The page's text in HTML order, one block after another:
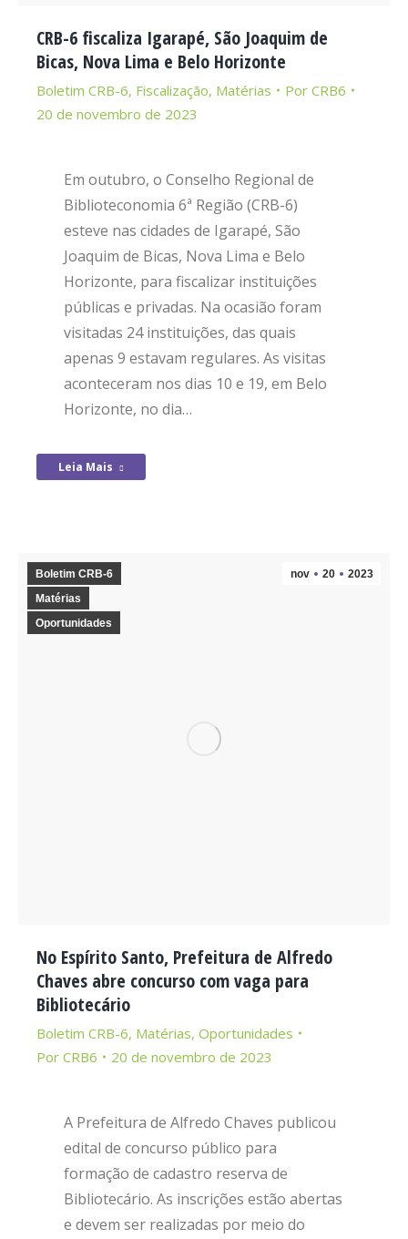
CRB-6 fiscaliza Igarapé, São Joaquim de
Bicas, Nova Lima e Belo Horizonte
Boletim CRB-6, Fiscalização, Matérias Por CRB6
20 de novembro de 2023
Em outubro, o Conselho Regional de
Biblioteconomia 6ª Região (CRB-6)
esteve nas cidades de Igarapé, São
Joaquim de Bicas, Nova Lima e Belo
Horizonte, para fiscalizar instituições
públicas e privadas. Na ocasião foram
visitadas 24 instituições, das quais
apenas 9 estavam regulares. As visitas
aconteceram nos dias 10 e 19, em Belo
Horizonte, no dia…
Leia Mais
nov 20 2023
Boletim CRB-6
Matérias
Oportunidades
No Espírito Santo, Prefeitura de Alfredo
Chaves abre concurso com vaga para
Bibliotecário
Boletim CRB-6, Matérias, Oportunidades
Por CRB6 20 de novembro de 2023
A Prefeitura de Alfredo Chaves publicou
edital de concurso público para
formação de cadastro reserva de
Bibliotecário. As inscrições estão abertas
e devem ser realizadas por meio do